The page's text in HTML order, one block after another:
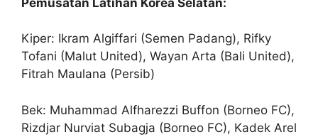
Kiper: Ikram Algiffari (Semen Padang), Rifky
Tofani (Malut United), Wayan Arta (Bali United),
Fitrah Maulana (Persib)
Bek: Muhammad Alfharezzi Buffon (Borneo FC),
Rizdjar Nurviat Subagja (Borneo FC), Kadek Arel